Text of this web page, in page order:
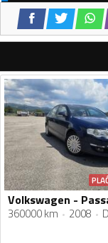
360000 km 2008